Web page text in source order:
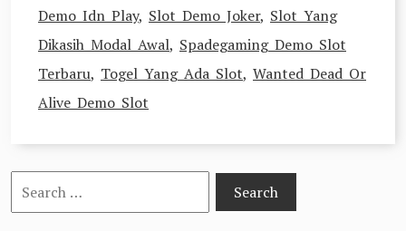
Demo Idn Play, Slot Demo Joker, Slot Yang
Dikasih Modal Awal, Spadegaming Demo Slot
Terbaru, Togel Yang Ada Slot, Wanted Dead Or
Alive Demo Slot
Search
for: